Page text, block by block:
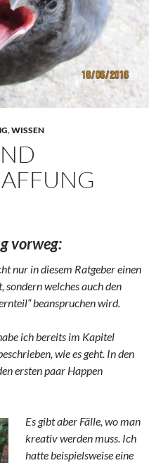
,WISSEN
vorweg:
nur in diesem Ratgeber einen
sondern welches auch den
beanspruchen wird.
ich bereits im Kapitel
wie es geht. In den
ersten paar Happen
Es gibt aber Fälle, wo man
kreativ werden muss. Ich
hatte beispielsweise eine